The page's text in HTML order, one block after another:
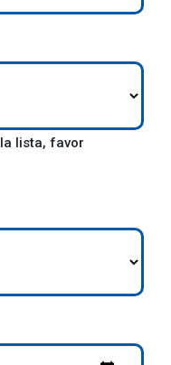
lista, favor